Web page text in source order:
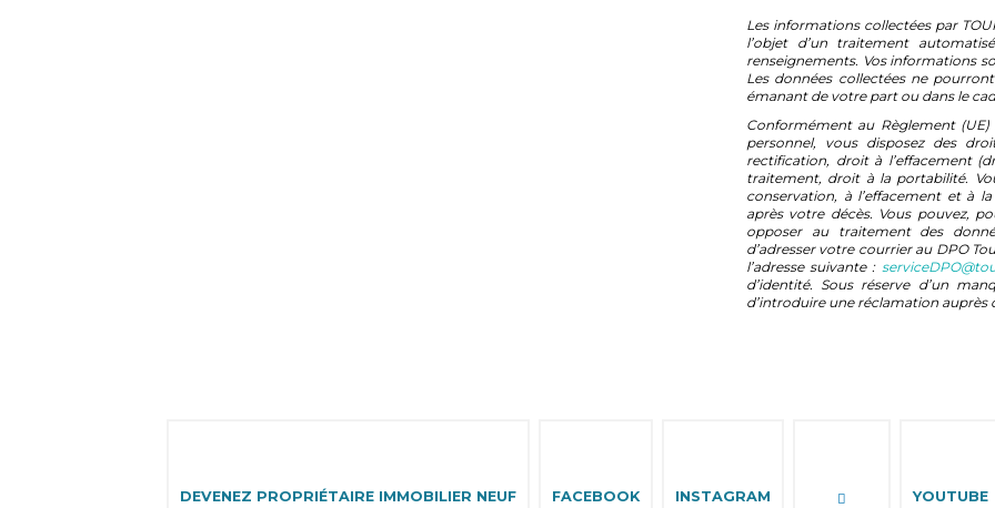
Les informations collectées par
l’objet d’un traitement
renseignements. Vos informations
Les données collectées ne
émanant de votre part ou dans le
Conformément au Règlement
personnel, vous disposez des
rectification, droit à l’effacement
traitement, droit à la portabilité.
conservation, à l’effacement et à
après votre décès. Vous pouvez,
opposer au traitement des
d’adresser votre courrier au DPO
l’adresse suivante :
d’identité. Sous réserve d’un
d’introduire une réclamation auprès
DEVENEZ PROPRIÉTAIRE IMMOBILIER NEUF FACEBOOK INSTAGRAM YOUTUBE